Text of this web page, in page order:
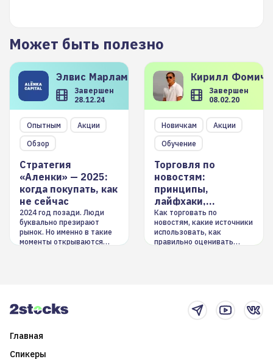
Может быть полезно
Элвис Марламов
Завершен
28.12.24
Опытным
Акции
Обзор
Стратегия
«Аленки» — 2025:
когда покупать, как
не сейчас
2024 год позади. Люди
буквально презирают
рынок. Но именно в такие
моменты открываются
Кирилл
Завершен
08.02.20
Новичкам
Акции
Обучение
Торговля по
новостям:
принципы,
лайфхаки,
инструменты
Как торговать по
новостям, какие источники
использовать, как
правильно оценивать
Главная
Спикеры